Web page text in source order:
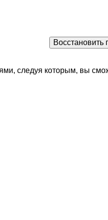
следуя которым, вы